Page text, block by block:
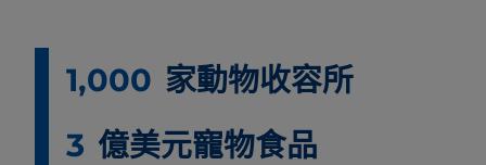
1,000 家動物收容所
3 億美元寵物食品